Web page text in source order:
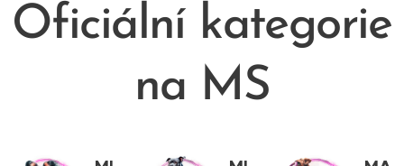
Oficiální kategorie
na MS